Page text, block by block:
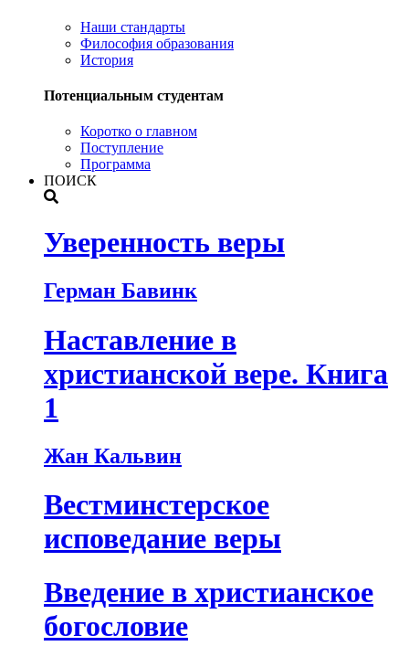
Наши стандарты
Философия образования
История
Потенциальным студентам
Коротко о главном
Поступление
Программа
ПОИСК
Уверенность веры
Герман Бавинк
Наставление в
христианской вере. Книга
1
Жан Кальвин
Вестминстерское
исповедание веры
Введение в христианское
богословие